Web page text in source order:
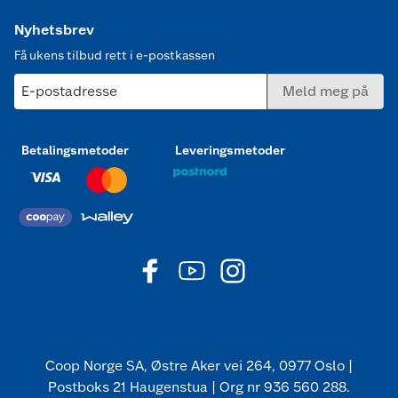
Nyhetsbrev
Få ukens tilbud rett i e-postkassen
E-postadresse Meld meg på
Betalingsmetoder Leveringsmetoder
Coop Norge SA, Østre Aker vei 264, 0977 Oslo |
Postboks 21 Haugenstua | Org nr 936 560 288.